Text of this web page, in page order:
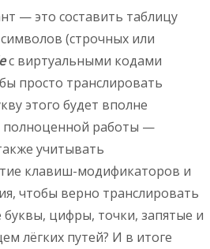
— это составить таблицу
(строчных или
с виртуальными кодами
просто транслировать
этого будет вполне
полноценной работы —
учитывать
клавиш-модификаторов и
чтобы верно транслировать
цифры, точки, запятые и
лёгких путей? И в итоге